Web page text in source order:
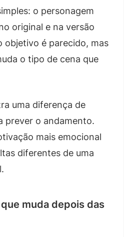
o personagem
original e na versão
objetivo é parecido, mas
o tipo de cena que
uma diferença de
prever o andamento.
mais emocional
diferentes de uma
muda depois das